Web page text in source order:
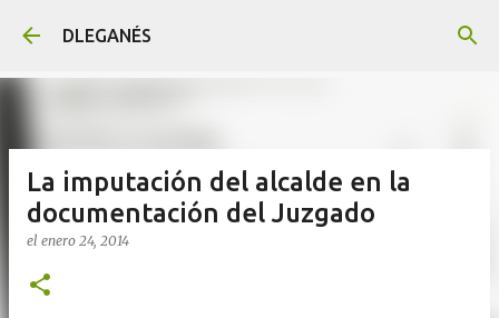
DLEGANÉS
La imputación del alcalde en la
documentación del Juzgado
el enero 24, 2014